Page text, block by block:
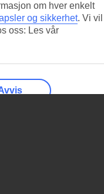
om hver enkelt
og sikkerhet. Vi vil
oss: Les vår